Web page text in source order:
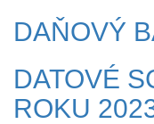
DAŇOVÝ
DATOVÉ
ROKU